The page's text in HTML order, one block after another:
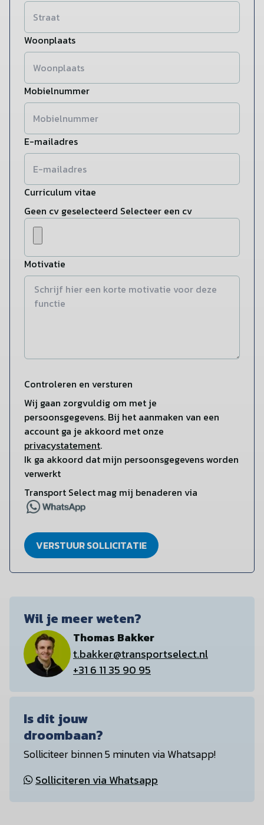
Woonplaats
Mobielnummer
E-mailadres
Curriculum vitae
Geen cv geselecteerd Selecteer een cv
Motivatie
Controleren en versturen
Wij gaan zorgvuldig om met je
persoonsgegevens. Bij het aanmaken van een
account ga je akkoord met onze
privacystatement.
Ik ga akkoord dat mijn persoonsgegevens worden
verwerkt
Transport Select mag mij benaderen via
VERSTUUR SOLLICITATIE
Wil je meer weten?
Thomas Bakker
t.bakker@transportselect.nl
+31 6 11 35 90 95
Is dit jouw
droombaan?
Solliciteer binnen 5 minuten via Whatsapp!
Solliciteren via Whatsapp